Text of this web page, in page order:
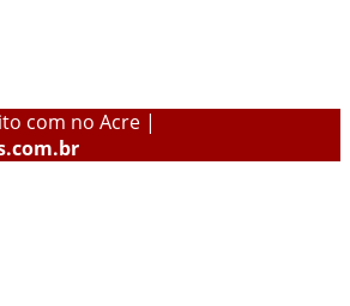
com no Acre |